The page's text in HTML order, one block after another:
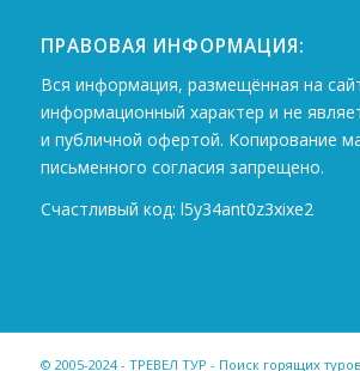
ПРАВОВАЯ ИНФОРМАЦИЯ:
Вся информация, размещённая на
информационный характер и не
и публичной офертой. Копирование
письменного согласия запрещено.
Счастливый код: l5y34ant0z3xixe2
© 2005-2024 - ТРЕВЕЛ ТУР - Поиск горящих